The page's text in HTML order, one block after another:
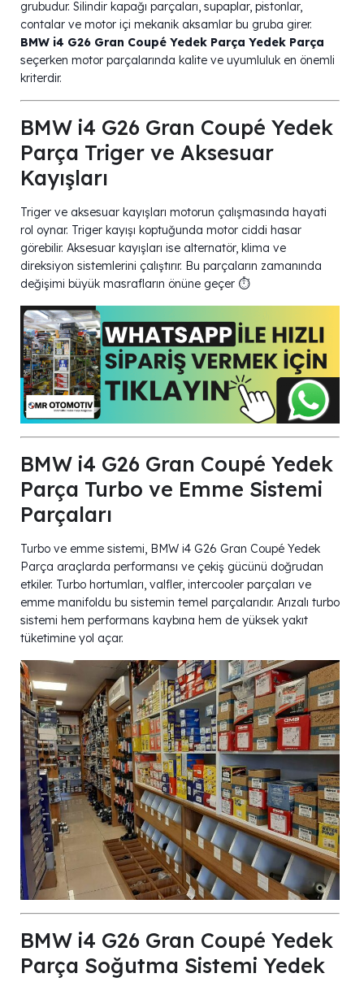
grubudur. Silindir kapağı parçaları, supaplar, pistonlar,
contalar ve motor içi mekanik aksamlar bu gruba girer.
BMW i4 G26 Gran Coupé Yedek Parça Yedek Parça
seçerken motor parçalarında kalite ve uyumluluk en önemli
kriterdir.
BMW i4 G26 Gran Coupé Yedek
Parça Triger ve Aksesuar
Kayışları
Triger ve aksesuar kayışları motorun çalışmasında hayati
rol oynar. Triger kayışı koptuğunda motor ciddi hasar
görebilir. Aksesuar kayışları ise alternatör, klima ve
direksiyon sistemlerini çalıştırır. Bu parçaların zamanında
değişimi büyük masrafların önüne geçer ⏱️
BMW i4 G26 Gran Coupé Yedek
Parça Turbo ve Emme Sistemi
Parçaları
Turbo ve emme sistemi, BMW i4 G26 Gran Coupé Yedek
Parça araçlarda performansı ve çekiş gücünü doğrudan
etkiler. Turbo hortumları, valfler, intercooler parçaları ve
emme manifoldu bu sistemin temel parçalarıdır. Arızalı turbo
sistemi hem performans kaybına hem de yüksek yakıt
tüketimine yol açar.
BMW i4 G26 Gran Coupé Yedek
Parça Soğutma Sistemi Yedek